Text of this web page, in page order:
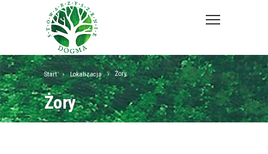
Start Lokalizacja Żory
Żory